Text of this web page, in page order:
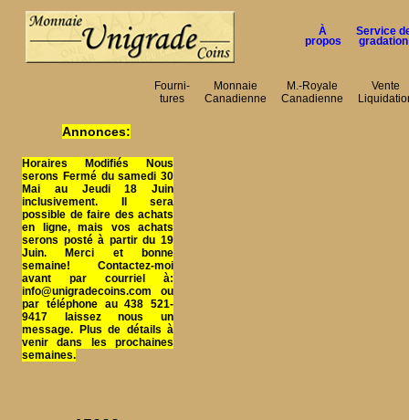
À
propos
Service
gradation
Fourni-
tures
Monnaie
Canadienne
M.-Royale
Canadienne
Vente
Annonces:
Horaires Modifiés Nous
serons Fermé du samedi 30
Mai au Jeudi 18 Juin
inclusivement. Il sera
possible de faire des achats
en ligne, mais vos achats
serons posté à partir du 19
Juin. Merci et bonne
semaine! Contactez-moi
avant par courriel à:
info@unigradecoins.com ou
par téléphone au 438 521-
9417 laissez nous un
message. Plus de détails à
venir dans les prochaines
semaines.